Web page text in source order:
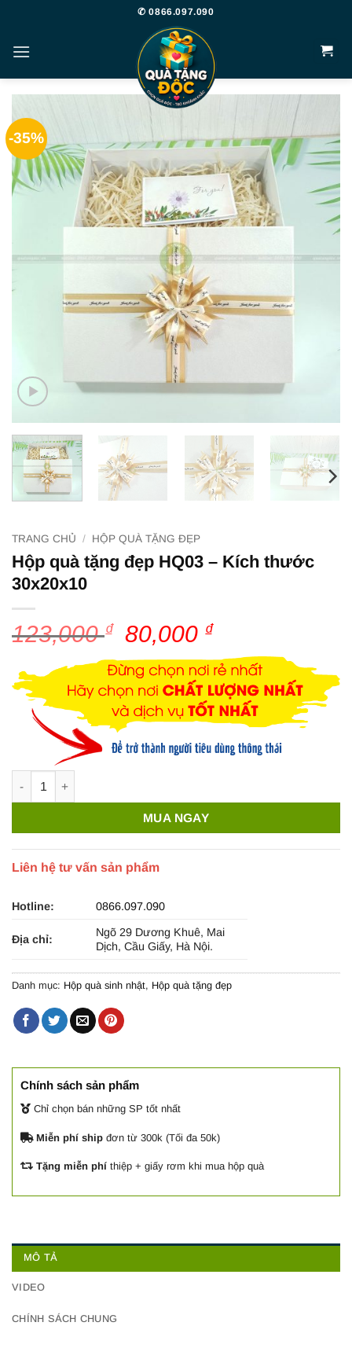
nội
✆ 0866.097.090
-35%
TRANG CHỦ / HỘP QUÀ TẶNG ĐẸP
Hộp quà tặng đẹp HQ03 – Kích thước
30x20x10
123,000₫
Giá
gốc
123,000 ₫.
80,000 ₫Giá
là:
80,000 ₫.
MUA NGAY
Liên hệ tư vấn sản phẩm
Hotline: 0866.097.090
Địa chỉ:
Ngõ 29 Dương Khuê, Mai
Dịch, Cầu Giấy, Hà Nội.
Danh mục: Hộp quà sinh nhật, Hộp quà tặng đẹp
Chính sách sản phẩm
Chỉ chọn bán những SP tốt nhất
Miễn phí ship đơn từ 300k (Tối đa 50k)
Tặng miễn phí thiệp + giấy rơm khi mua hộp quà
MÔ TẢ
VIDEO
CHÍNH SÁCH CHUNG